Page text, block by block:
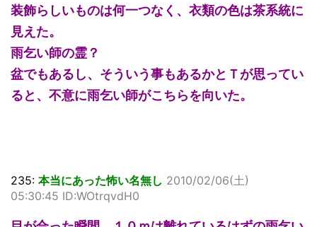
装飾らしいものは何一つなく、衣類の色は茶系統に
見えた。
雨乞い師の霊？
盆でもあるし、そういう事もあるかとＴが思ってい
ると、不意に雨乞い師がこちらを向いた。
235: 本当にあった怖い名無し 2010/02/06(土)
05:30:45 ID:WOtrqvdH0